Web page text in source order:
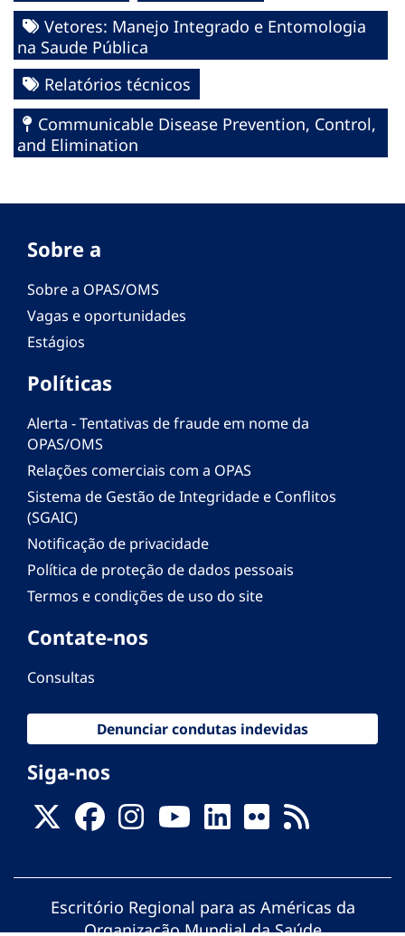
Vetores: Manejo Integrado e Entomologia
na Saude Pública
Relatórios técnicos
Communicable Disease Prevention, Control,
and Elimination
Sobre a
Sobre a OPAS/OMS
Vagas e oportunidades
Estágios
Políticas
Alerta - Tentativas de fraude em nome da
OPAS/OMS
Relações comerciais com a OPAS
Sistema de Gestão de Integridade e Conflitos
(SGAIC)
Notificação de privacidade
Política de proteção de dados pessoais
Termos e condições de uso do site
Contate-nos
Consultas
Denunciar condutas indevidas
Siga-nos
Escritório Regional para as Américas da
Organização Mundial da Saúde